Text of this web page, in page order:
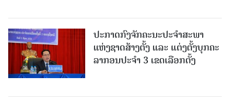
ປະກາດກົງຈັກຄະນະປະຈໍາສະພາ
ແຫ່ງຊາດສ້າງຕັ້ງ ແລະ ແຕ່ງຕັ້ງບຸກຄະ
ລາກອນປະຈໍາ 3 ເຂດເລືອກຕັ້ງ